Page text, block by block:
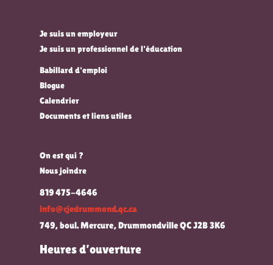
Je suis un employeur
Je suis un professionnel de l'éducation
Babillard d'emploi
Blogue
Calendrier
Documents et liens utiles
On est qui ?
Nous joindre
819 475-4646
info@cjedrummond.qc.ca
749, boul. Mercure, Drummondville QC J2B 3K6
Heures d’ouverture